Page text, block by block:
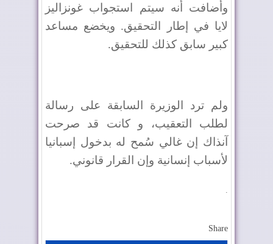
وأضافت أنه سيتم استجواب غونزاليز
لايا في إطار التحقيق. ويخضع مساعد
كبير سابق كذلك للتحقيق.
ولم ترد الوزيرة السابقة على رسالة
لطلب التعقيب، و كانت قد صرحت
آنذاك إن غالي سُمح له بدخول إسبانيا
لأسباب إنسانية وإن القرار قانوني.
Share